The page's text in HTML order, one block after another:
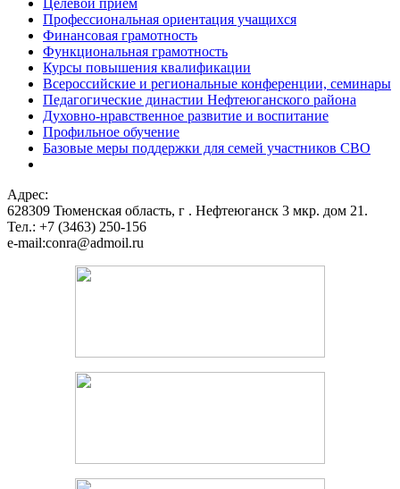
Целевой прием
Профессиональная ориентация учащихся
Финансовая грамотность
Функциональная грамотность
Курсы повышения квалификации
Всероссийские и региональные конференции, семинары
Педагогические династии Нефтеюганского района
Духовно-нравственное развитие и воспитание
Профильное обучение
Базовые меры поддержки для семей участников СВО
Адрес:
628309 Тюменская область, г . Нефтеюганск 3 мкр. дом 21.
Тел.: +7 (3463) 250-156
e-mail:conra@admoil.ru